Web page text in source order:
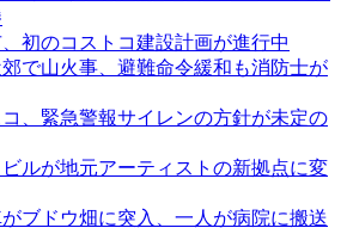
初のコストコ建設計画が進行中
で山火事、避難命令緩和も消防士が
、緊急警報サイレンの方針が未定の
ルが地元アーティストの新拠点に変
ブドウ畑に突入、一人が病院に搬送